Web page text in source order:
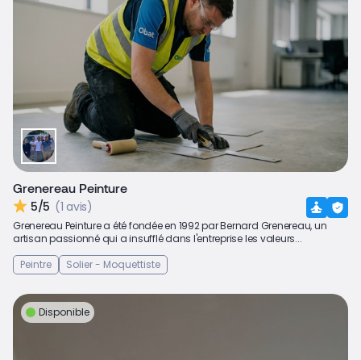
Grenereau Peinture
5/5 (1 avis)
Grenereau Peinture a été fondée en 1992 par Bernard Grenereau, un
artisan passionné qui a insufflé dans l'entreprise les valeurs...
Peintre
Solier - Moquettiste
Disponible